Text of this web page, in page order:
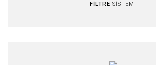
FİLTRE SİSTEMİ